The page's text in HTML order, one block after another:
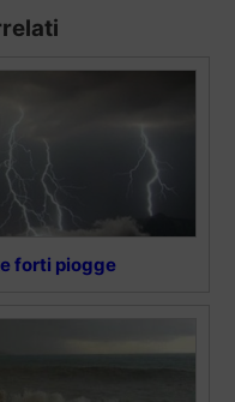
forti piogge